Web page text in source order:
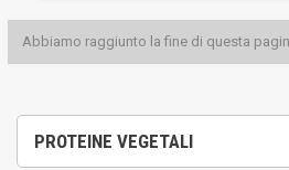
PROTEINE VEGETALI
Abbiamo raggiunto la fine di questa